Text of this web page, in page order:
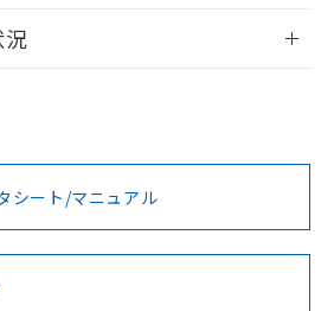
グイン/会員登録
利用いただく前に、以下を必ずお読
・凡例
・凡例
型式承認
ルウェー
BV型式承認
（フランス
KR型式
（韓国
シート/マニュアル